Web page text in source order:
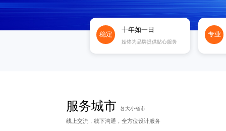
稳定
十年如一日
始终为品牌提供贴心服务
专业
服务城市 各大小省市
线上交流，线下沟通，全方位设计服务